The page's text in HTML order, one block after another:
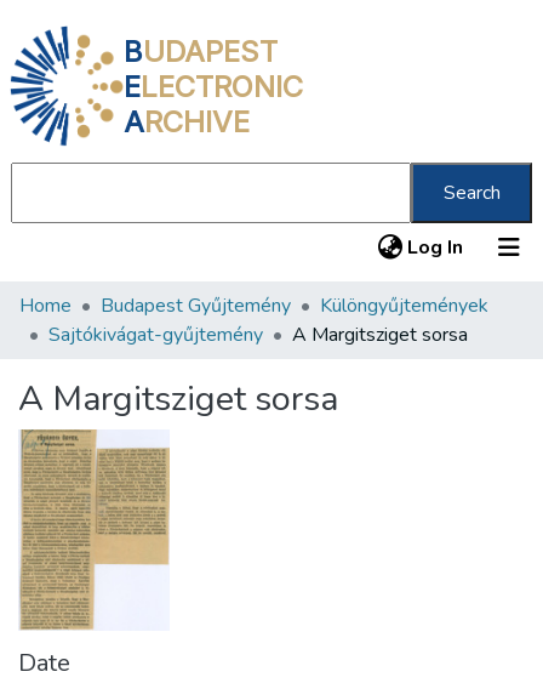
BUDAPEST
ELECTRONIC
ARCHIVE
Search
Log In (current)
Communities & Collections
Statistics
About us
Home Budapest Gyűjtemény
Különgyűjtemények
Sajtókivágat-gyűjtemény
A Margitsziget sorsa
A Margitsziget sorsa
Date